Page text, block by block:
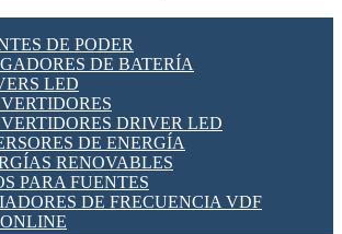
DE CABLE
IOT
REDES WIFI
IOT
LORAWAN
RED CELULAR
PARA REDES
(VOIP)
IP (CCTV)
DE PODER
DE BATERÍA
LED
DRIVER LED
DE ENERGÍA
RENOVABLES
PARA FUENTES
DE FRECUENCIA VDF